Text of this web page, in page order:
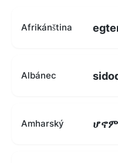
Afrikánština
Albánec
Amharský ሆኖም